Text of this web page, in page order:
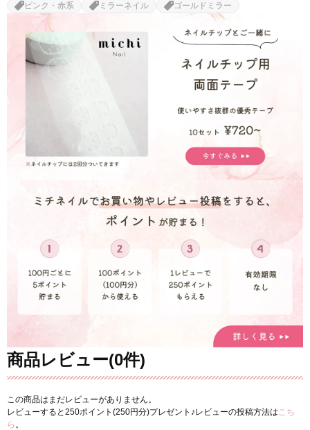
ピンク・赤系 ミラーネイル ゴールドミラー
商品レビュー(0件)
この商品はまだレビューがありません。
レビューすると250ポイント(250円分)プレゼント♪レビューの投稿方法は こち
ら 。